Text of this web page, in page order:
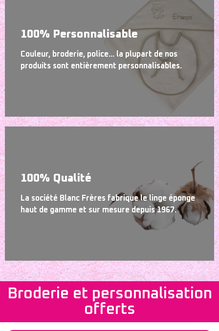
100% Personnalisable
Couleur, broderie, police... la plupart de nos
produits sont entièrement personnalisables.
100% Qualité
La société Blanc Frères fabrique le linge éponge
haut de gamme et sur mesure depuis 1967.
Broderie et personnalisation
offerts